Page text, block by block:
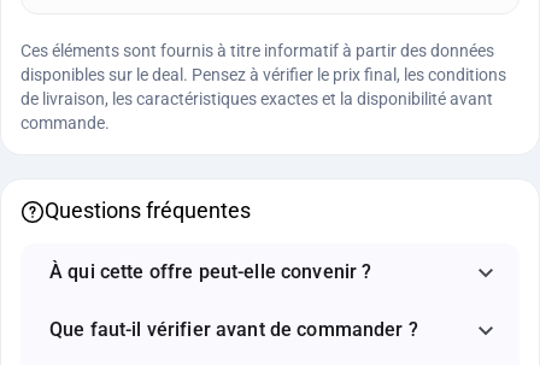
Ces éléments sont fournis à titre informatif à partir des données
disponibles sur le deal. Pensez à vérifier le prix final, les conditions
de livraison, les caractéristiques exactes et la disponibilité avant
commande.
Questions fréquentes
À qui cette offre peut-elle convenir ?
Que faut-il vérifier avant de commander ?